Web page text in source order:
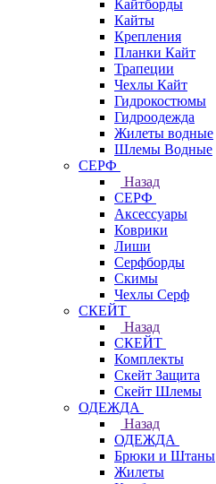
Кайтборды
Кайты
Крепления
Планки Кайт
Трапеции
Чехлы Кайт
Гидрокостюмы
Гидроодежда
Жилеты водные
Шлемы Водные
СЕРФ
Назад
СЕРФ
Аксессуары
Коврики
Лиши
Серфборды
Скимы
Чехлы Cерф
СКЕЙТ
Назад
СКЕЙТ
Комплекты
Скейт Защита
Скейт Шлемы
ОДЕЖДА
Назад
ОДЕЖДА
Брюки и Штаны
Жилеты